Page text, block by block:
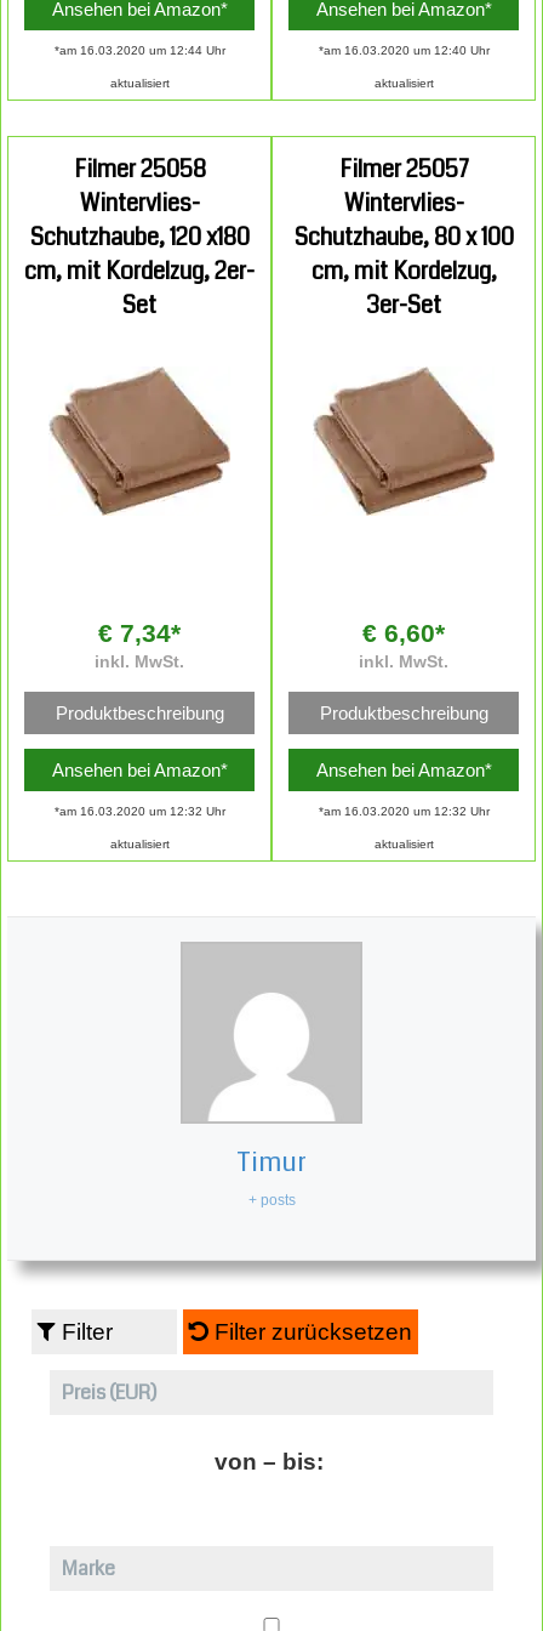
Ansehen bei Amazon*
*am 16.03.2020 um 12:44 Uhr
aktualisiert
Ansehen bei Amazon*
*am 16.03.2020 um 12:40 Uhr
aktualisiert
Filmer 25058
Wintervlies-
Schutzhaube, 120 x180
cm, mit Kordelzug, 2er-
Set
€ 7,34*
inkl. MwSt.
Produktbeschreibung
Ansehen bei Amazon*
*am 16.03.2020 um 12:32 Uhr
aktualisiert
Filmer 25057
Wintervlies-
Schutzhaube, 80 x 100
cm, mit Kordelzug,
3er-Set
€ 6,60*
inkl. MwSt.
Produktbeschreibung
Ansehen bei Amazon*
*am 16.03.2020 um 12:32 Uhr
aktualisiert
Timur
+ posts
Filter Filter zurücksetzen
Preis (EUR)
von – bis:
Marke